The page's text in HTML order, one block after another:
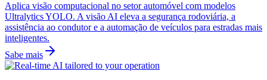
Aplica visão computacional no setor automóvel com modelos
Ultralytics YOLO. A visão AI eleva a segurança rodoviária, a
assistência ao condutor e a automação de veículos para estradas mais
inteligentes.
Sabe mais